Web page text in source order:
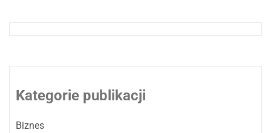
Kategorie publikacji
Biznes